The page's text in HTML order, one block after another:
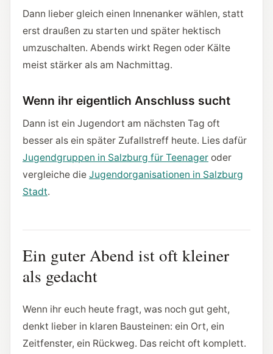
Dann lieber gleich einen Innenanker wählen, statt
erst draußen zu starten und später hektisch
umzuschalten. Abends wirkt Regen oder Kälte
meist stärker als am Nachmittag.
Wenn ihr eigentlich Anschluss sucht
Dann ist ein Jugendort am nächsten Tag oft
besser als ein später Zufallstreff heute. Lies dafür
Jugendgruppen in Salzburg für Teenager oder
vergleiche die Jugendorganisationen in Salzburg
Stadt.
Ein guter Abend ist oft kleiner
als gedacht
Wenn ihr euch heute fragt, was noch gut geht,
denkt lieber in klaren Bausteinen: ein Ort, ein
Zeitfenster, ein Rückweg. Das reicht oft komplett.